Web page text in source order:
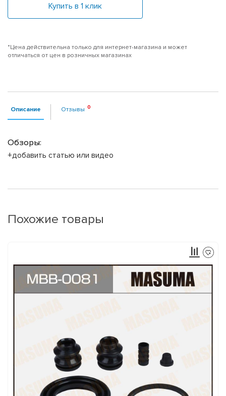
Купить в 1 клик
*Цена действительна только для интернет-магазина и может
отличаться от цен в розничных магазинах
Описание Отзывы
Обзоры:
+добавить статью или видео
Похожие товары